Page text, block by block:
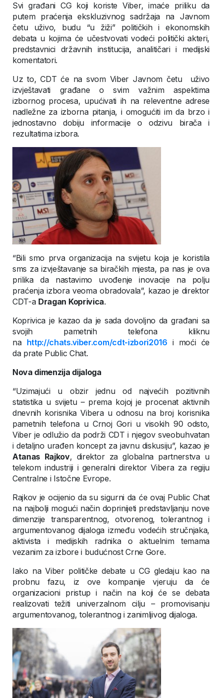
Svi građani CG koji koriste Viber, imaće priliku da
putem praćenja ekskluzivnog sadržaja na Javnom
četu uživo, budu “u žiži” političkih i ekonomskih
debata u kojima će učestvovati vodeći politički akteri,
predstavnici državnih institucija, analitičari i medijski
komentatori.
Uz to, CDT će na svom Viber Javnom četu uživo
izvještavati građane o svim važnim aspektima
izbornog procesa, upućivati ih na releventne adrese
nadležne za izborna pitanja, i omogućiti im da brzo i
jednostavno dobiju informacije o odzivu birača i
rezultatima izbora.
“Bili smo prva organizacija na svijetu koja je koristila
sms za izvještavanje sa biračkih mjesta, pa nas je ova
prilika da nastavimo uvođenje inovacije na polju
praćenja izbora veoma obradovala”, kazao je direktor
CDT-a Dragan Koprivica.
Koprivica je kazao da je sada dovoljno da građani sa
svojih pametnih telefona kliknu
na http://chats.viber.com/cdt-izbori2016 i moći će
da prate Public Chat.
Nova dimenzija dijaloga
“Uzimajući u obzir jednu od najvećih pozitivnih
statistika u svijetu – prema kojoj je procenat aktivnih
dnevnih korisnika Vibera u odnosu na broj korisnika
pametnih telefona u Crnoj Gori u visokih 90 odsto,
Viber je odlužio da podrži CDT i njegov sveobuhvatan
i detaljno urađen koncept za javnu diskusiju”, kazao je
Atanas Rajkov, direktor za globalna partnerstva u
telekom industriji i generalni direktor Vibera za regiju
Centralne i Istočne Evrope.
Rajkov je ocijenio da su sigurni da će ovaj Public Chat
na najbolji mogući način doprinijeti predstavljanju nove
dimenzije transparentnog, otvorenog, tolerantnog i
argumentovanog dijaloga između vodećih stručnjaka,
aktivista i medijskih radnika o aktuelnim temama
vezanim za izbore i budućnost Crne Gore.
Iako na Viber političke debate u CG gledaju kao na
probnu fazu, iz ove kompanije vjeruju da će
organizacioni pristup i način na koji će se debata
realizovati težiti univerzalnom cilju – promovisanju
argumentovanog, tolerantnog i zanimljivog dijaloga.